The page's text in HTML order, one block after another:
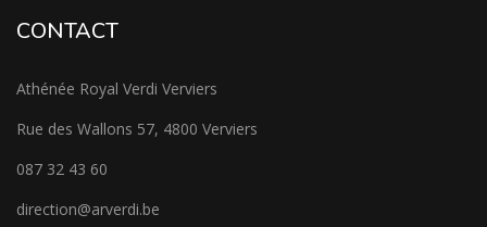
CONTACT
Athénée Royal Verdi Verviers
Rue des Wallons 57, 4800 Verviers
087 32 43 60
direction@arverdi.be